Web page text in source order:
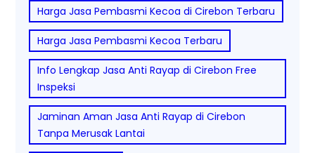
Harga Jasa Pembasmi Kecoa di Cirebon Terbaru
Harga Jasa Pembasmi Kecoa Terbaru
Info Lengkap Jasa Anti Rayap di Cirebon Free
Inspeksi
Jaminan Aman Jasa Anti Rayap di Cirebon
Tanpa Merusak Lantai